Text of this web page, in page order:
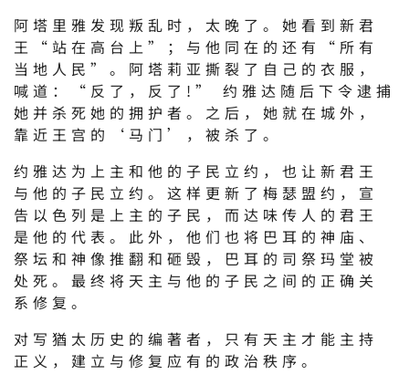
阿塔里雅发现叛乱时，太晚了。她看到新君
王“站在高台上”；与他同在的还有“所有
当地人民”。阿塔莉亚撕裂了自己的衣服，
喊道：“反了，反了!” 约雅达随后下令逮捕
她并杀死她的拥护者。之后，她就在城外，
靠近王宫的‘马门’，被杀了。
约雅达为上主和他的子民立约，也让新君王
与他的子民立约。这样更新了梅瑟盟约，宣
告以色列是上主的子民，而达味传人的君王
是他的代表。此外，他们也将巴耳的神庙、
祭坛和神像推翻和砸毁，巴耳的司祭玛堂被
处死。最终将天主与他的子民之间的正确关
系修复。
对写猶太历史的编著者，只有天主才能主持
正义，建立与修复应有的政治秩序。